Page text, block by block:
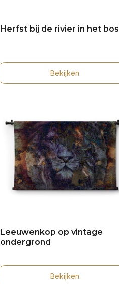
Herfst bij de rivier in het bos
Bekijken
Leeuwenkop op vintage
ondergrond
Bekijken